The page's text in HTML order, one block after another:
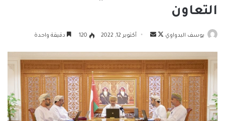
التعاون
يوسف البدواوي
تابع
X
أرسل
إلكترونيا
أكتوبر 12, 2022 120 دقيقة واحدة